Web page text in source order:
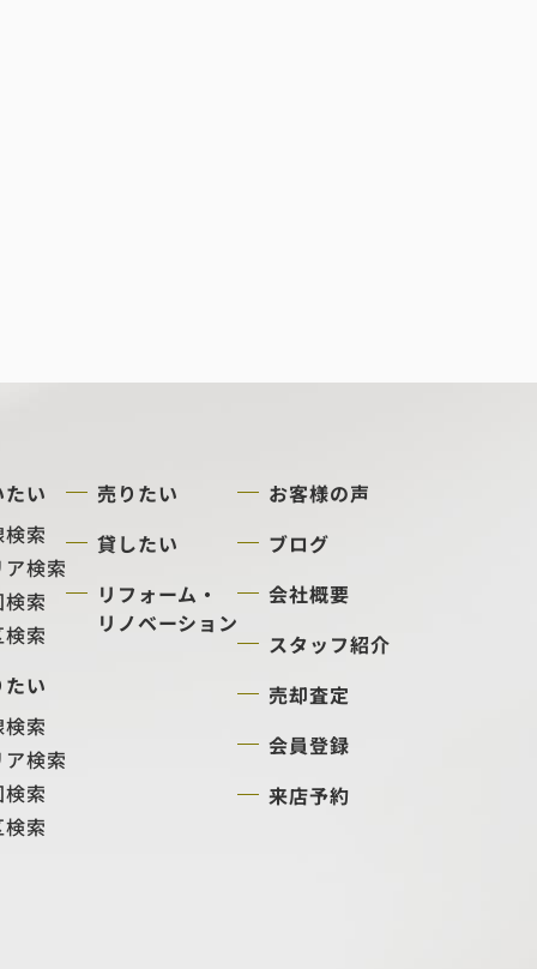
い
索
検索
索
索
い
索
検索
索
索
売りたい
貸したい
リフォーム・
リノベーション
お客様の声
ブログ
会社概要
スタッフ紹介
売却査定
会員登録
来店予約